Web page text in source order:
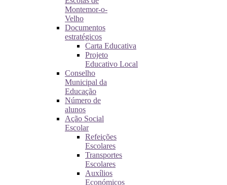
Montemor-o-
Velho
Documentos
estratégicos
Carta Educativa
Projeto
Educativo Local
Conselho
Municipal da
Educação
Número de
alunos
Ação Social
Escolar
Refeições
Escolares
Transportes
Escolares
Auxílios
Económicos